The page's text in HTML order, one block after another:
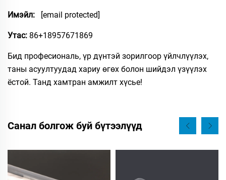
Имэйл: [email protected]
Утас:​ 86+18957671869
Бид професиональ, үр дүнтэй зорилгоор үйлчлүүлэх,
таны асуултуудад хариу өгөх болон шийдэл үзүүлэх
ёстой. Танд хамтран амжилт хүсье!
Санал болгож буй бүтээлүүд